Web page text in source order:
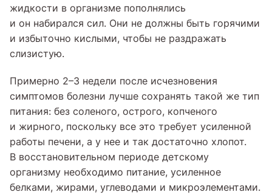
жидкости в организме пополнялись
и он набирался сил. Они не должны быть горячими
и избыточно кислыми, чтобы не раздражать
слизистую.
Примерно 2–3 недели после исчезновения
симптомов болезни лучше сохранять такой же тип
питания: без соленого, острого, копченого
и жирного, поскольку все это требует усиленной
работы печени, а у нее и так достаточно хлопот.
В восстановительном периоде детскому
организму необходимо питание, усиленное
белками, жирами, углеводами и микроэлементами.